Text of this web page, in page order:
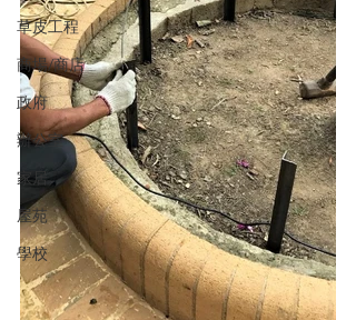
草皮工程
商場/商店
政府
辦公室
家居
屋苑
學校